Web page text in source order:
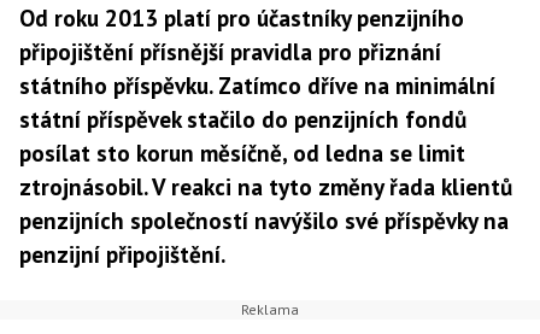
Od roku 2013 platí pro účastníky penzijního
připojištění přísnější pravidla pro přiznání
státního příspěvku. Zatímco dříve na minimální
státní příspěvek stačilo do penzijních fondů
posílat sto korun měsíčně, od ledna se limit
ztrojnásobil. V reakci na tyto změny řada klientů
penzijních společností navýšilo své příspěvky na
penzijní připojištění.